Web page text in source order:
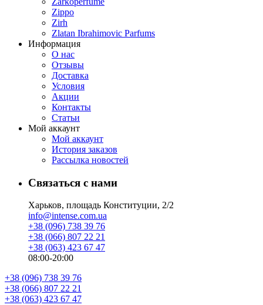
Zippo
Zirh
Zlatan Ibrahimovic Parfums
Информация
О нас
Отзывы
Доставка
Условия
Aкции
Контакты
Статьи
Мой аккаунт
Мой аккаунт
История заказов
Рассылка новостей
Связаться с нами
Харьков, площадь Конституции, 2/2
info@intense.com.ua
+38 (096) 738 39 76
+38 (066) 807 22 21
+38 (063) 423 67 47
08:00-20:00
+38 (096) 738 39 76
+38 (066) 807 22 21
+38 (063) 423 67 47